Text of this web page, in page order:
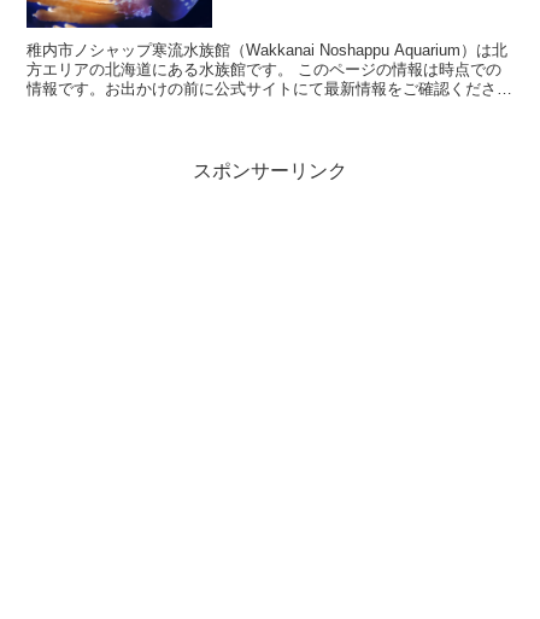
稚内市ノシャップ寒流水族館（Wakkanai Noshappu Aquarium）は北
方エリアの北海道にある水族館です。 このページの情報は時点での
情報です。お出かけの前に公式サイトにて最新情報をご確認くださ
スポンサーリンク